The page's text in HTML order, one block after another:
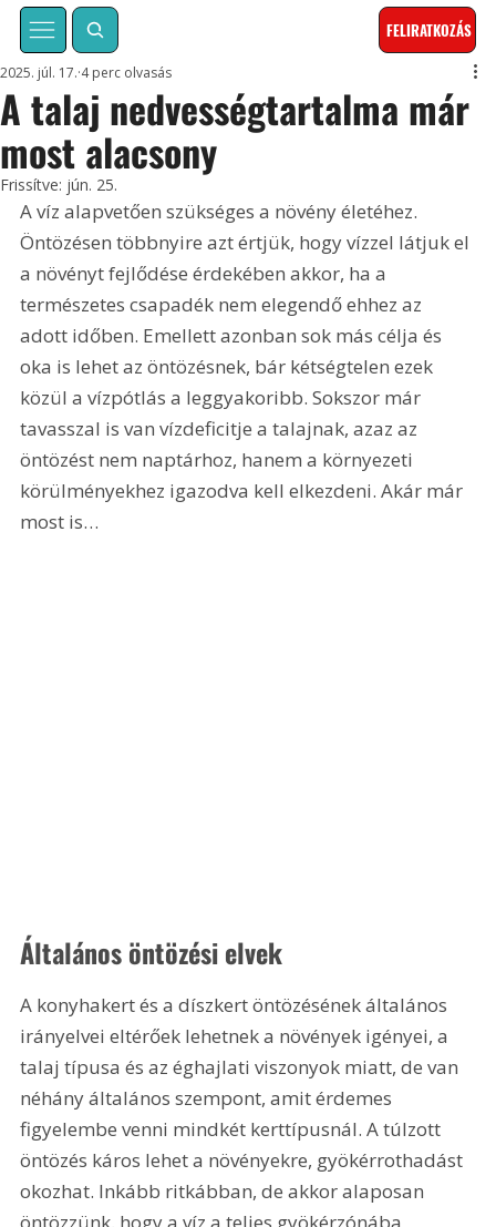
FELIRATKOZÁS
A talaj nedvességtartalma már
most alacsony
2025. júl. 17. 4 perc olvasás
Frissítve: jún. 25.
A víz alapvetően szükséges a növény életéhez.
Öntözésen többnyire azt értjük, hogy vízzel látjuk el
a növényt fejlődése érdekében akkor, ha a
természetes csapadék nem elegendő ehhez az
adott időben. Emellett azonban sok más célja és
oka is lehet az öntözésnek, bár kétségtelen ezek
közül a vízpótlás a leggyakoribb. Sokszor már
tavasszal is van vízdeficitje a talajnak, azaz az
öntözést nem naptárhoz, hanem a környezeti
körülményekhez igazodva kell elkezdeni. Akár már
most is…
Általános öntözési elvek
A konyhakert és a díszkert öntözésének általános
irányelvei eltérőek lehetnek a növények igényei, a
talaj típusa és az éghajlati viszonyok miatt, de van
néhány általános szempont, amit érdemes
figyelembe venni mindkét kerttípusnál. A túlzott
öntözés káros lehet a növényekre, gyökérrothadást
okozhat. Inkább ritkábban, de akkor alaposan
öntözzünk, hogy a víz a teljes gyökérzónába